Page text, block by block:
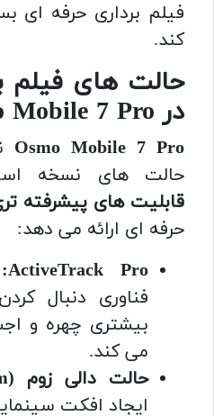
فیلم برداری حرفه ای
کند.
حالت های فیلم
در Osmo Mobile 7 Pro
Osmo Mobile 7 Pro
حالت های نسخه
قابلیت های پیشرفته
حرفه ای ارائه می دهد:
ActiveTrack Pro:
فناوری دنبال
بیشتری چهره و
می کند.
حالت دالی زوم (Dolly Zoom):
ایجاد افکت